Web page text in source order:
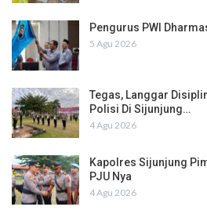
Pengurus PWI
5 Agu 2026
Tegas, Langgar
Polisi Di Sijunjung…
4 Agu 2026
Kapolres Sijunjung
PJU Nya
4 Agu 2026